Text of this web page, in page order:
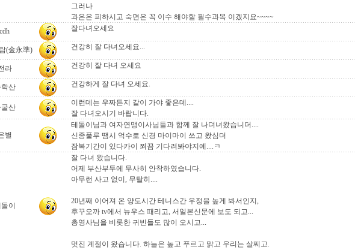
그러나
과은은 피하시고 숙면은 꼭 이수 해야할 필수과목 이겠지요~~~~
cdh 잘다녀오세요
(金永準) 건강히 잘 다녀오세요...
라 건강히 잘 다녀 오세요
산 건강하게 잘 다녀 오세요.
산
이런데는 우짜든지 같이 가야 좋은데....
잘 다녀오시기 바랍니다.
별
테돌이님과 여자연맹이사님들과 함께 잘 나뎌녀왔습니더....
신종풀루 땜시 억수로 신경 마이마이 쓰고 왔심더
잠복기간이 있다카이 쬐끔 기다려봐야지예....ㅋ
이
잘 다녀 왔습니다.
어제 부산부두에 무사히 안착하였습니다.
아무런 사고 없이, 무탈히....
20년째 이어져 온 양도시간 테니스간 우정을 높게 봐서인지,
후꾸오까 tv에서 뉴우스 때리고, 서일본신문에 보도 되고...
총영사님을 비롯한 귀빈들도 많이 오시고...
멋진 계절이 왔습니다. 하늘은 높고 푸르고 맑고 우리는 살찌고.